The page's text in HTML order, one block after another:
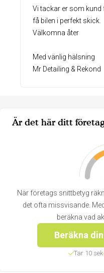
Är det här ditt
När företags snittbetyg
det ofta missvisande.
beräkna vad
Beräkna
Tar 10 sek
Vi tackar er som
få bilen i perfekt skick.
Välkomna åter
Med vänlig hälsning
Mr Detailing & Rekond